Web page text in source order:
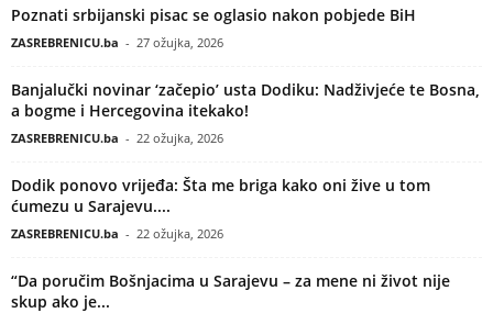
Poznati srbijanski pisac se oglasio nakon pobjede BiH
ZASREBRENICU.ba - 27 ožujka, 2026
Banjalučki novinar ‘začepio’ usta Dodiku: Nadživjeće te Bosna,
a bogme i Hercegovina itekako!
ZASREBRENICU.ba - 22 ožujka, 2026
Dodik ponovo vrijeđa: Šta me briga kako oni žive u tom
ćumezu u Sarajevu....
ZASREBRENICU.ba - 22 ožujka, 2026
“Da poručim Bošnjacima u Sarajevu – za mene ni život nije
skup ako je...